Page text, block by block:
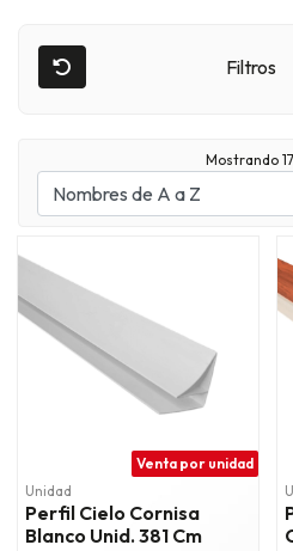
Filtros
Mostrando 17
Venta por unidad
Unidad
Perfil Cielo Cornisa
Blanco Unid. 381 Cm